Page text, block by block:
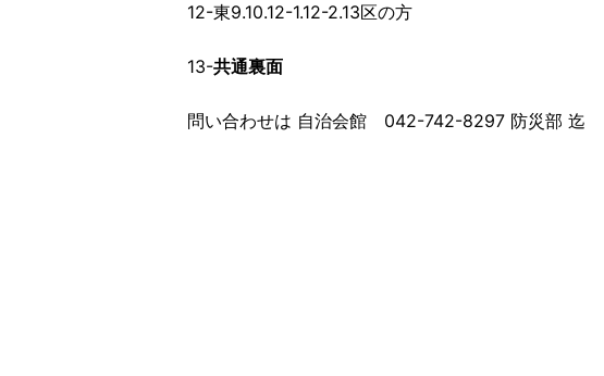
12-東9.10.12-1.12-2.13区の方
13-共通裏面
問い合わせは 自治会館 042-742-8297 防災部 迄